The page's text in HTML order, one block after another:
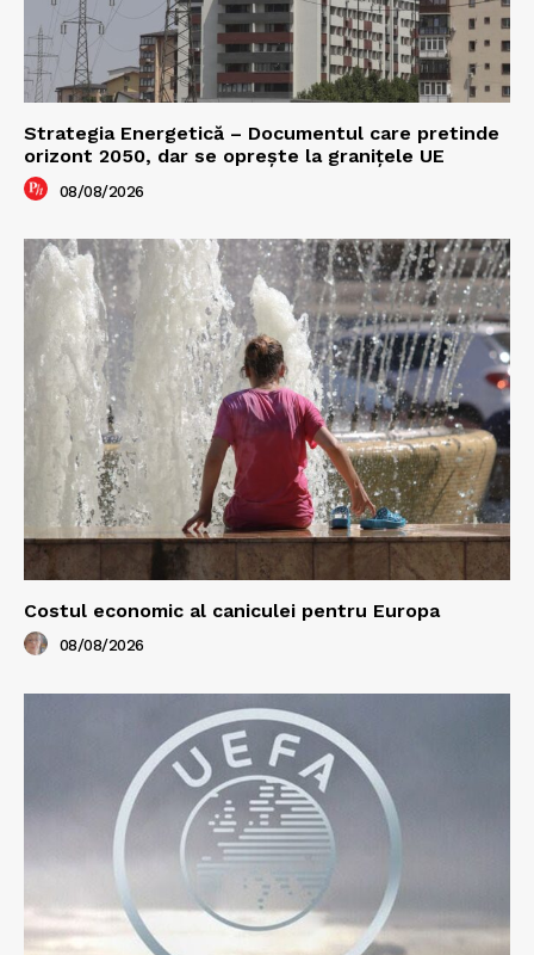
Strategia Energetică – Documentul care pretinde
orizont 2050, dar se oprește la granițele UE
08/08/2026
Costul economic al caniculei pentru Europa
08/08/2026